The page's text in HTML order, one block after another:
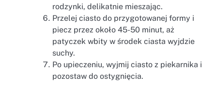
rodzynki, delikatnie mieszając.
Przelej ciasto do przygotowanej formy i
piecz przez około 45-50 minut, aż
patyczek wbity w środek ciasta wyjdzie
suchy.
Po upieczeniu, wyjmij ciasto z piekarnika i
pozostaw do ostygnięcia.